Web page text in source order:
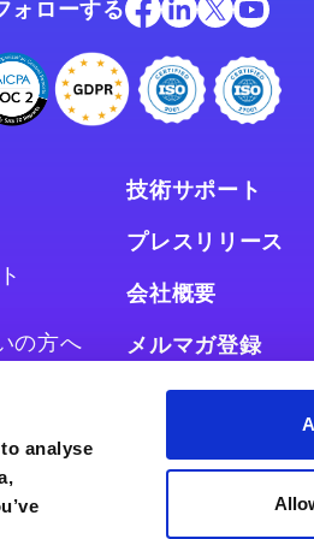
analyse
ォローする
の方へ
技術サポート
プレスリリース
会社概要
メルマガ登録